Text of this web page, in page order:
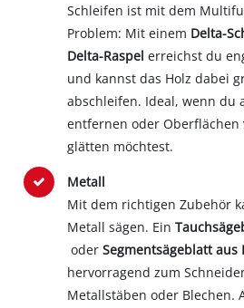
Schleifen ist mit dem
Problem: Mit einem Delta-
Delta-Raspel erreichst du
und kannst das Holz dabei
abschleifen. Ideal, wenn du
entfernen oder Oberflächen
glätten möchtest.
Metall
Mit dem richtigen Zubehör
Metall sägen. Ein
oder Segmentsägeblatt aus
hervorragend zum
Metallstäben oder Blechen.